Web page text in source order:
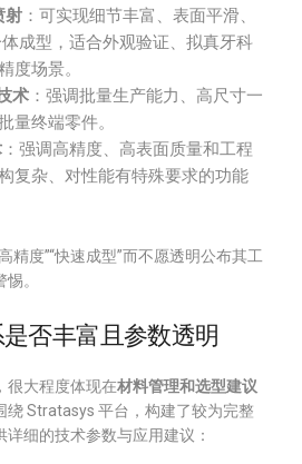
射 ：可实现细节丰富、表面平滑、
成型，适合外观验证、拟真牙科
度场景。
术 ：强调批量生产能力、高尺寸一
量终端零件。
：强调高精度、高表面质量和工程
复杂、对性能有特殊要求的功能
精度”“快速成型”而不愿透明公布其工
。
否丰富且参数透明
很大程度体现在材料管理和选型建议
绕 Stratasys 平台，构建了较为完整
细的技术参数与应用建议：